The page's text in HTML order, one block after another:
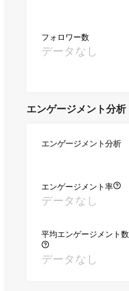
フォロワー数
データなし
エンゲージメント分析
エンゲージメント分析
エンゲージメント率
データなし
平均エンゲージメント数
データなし